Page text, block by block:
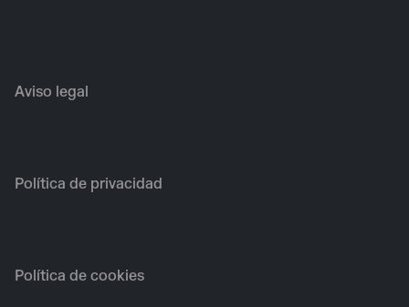
Aviso legal
Política de privacidad
Política de cookies